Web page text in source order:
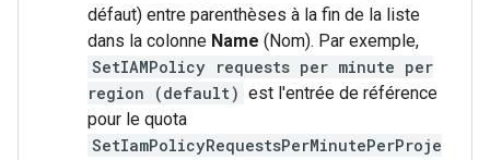
défaut) entre parenthèses à la fin de la liste
dans la colonne Name (Nom). Par exemple,
SetIAMPolicy requests per minute per
region (default) est l'entrée de référence
pour le quota
SetIamPolicyRequestsPerMinutePerProje